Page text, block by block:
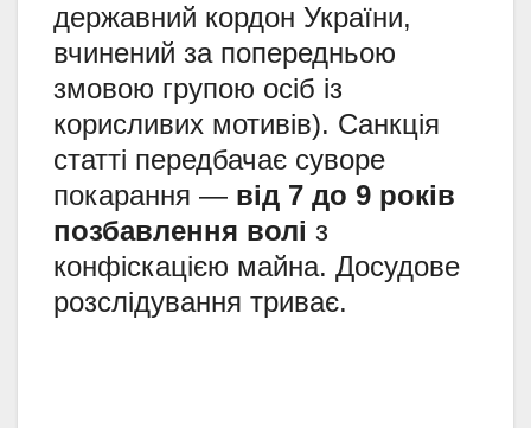
державний кордон України,
вчинений за попередньою
змовою групою осіб із
корисливих мотивів). Санкція
статті передбачає суворе
покарання — від 7 до 9 років
позбавлення волі з
конфіскацією майна. Досудове
розслідування триває.